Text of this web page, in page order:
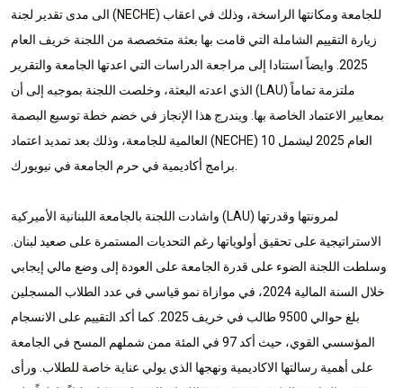
الى مدى تقدير لجنة (NECHE) للجامعة ومكانتها الراسخة، وذلك في اعقاب
زيارة التقييم الشاملة التي قامت بها بعثة متخصصة من اللجنة خريف العام
2025. وايضاً استنادا إلى مراجعة الدراسات التي اعدتها الجامعة والتقرير
الذي اعدته البعثة، وخلصت اللجنة بموجبه إلى أن (LAU) ملتزمة تماماً
بمعايير الاعتماد الخاصة بها. ويندرج هذا الإنجاز في خضم خطة توسيع البصمة
العالمية للجامعة، وذلك بعد تمديد اعتماد (NECHE) العام 2025 ليشمل 10
واشادت اللجنة بالجامعة اللبنانية الأميركية (LAU) لمرونتها وقدرتها
الاستراتيجية على تحقيق أولوياتها رغم التحديات المستمرة على صعيد لبنان.
وسلطت اللجنة الضوء على قدرة الجامعة على العودة إلى وضع مالي إيجابي
خلال السنة المالية 2024، في موازاة نمو قياسي في عدد الطلاب المسجلين
بلغ حوالي 9500 طالب في خريف 2025. كما أكد التقييم على الانسجام
المؤسسي القوي، حيث أكد 97 في المئة ممن شملهم المسح في الجامعة
على أهمية رسالتها الاكاديمية ونهجها الذي يولي عناية خاصة للطلاب. ورأى